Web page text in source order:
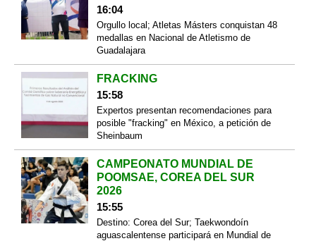
16:04
Orgullo local; Atletas Másters conquistan 48
medallas en Nacional de Atletismo de
Guadalajara
FRACKING
15:58
Expertos presentan recomendaciones para
posible "fracking" en México, a petición de
Sheinbaum
CAMPEONATO MUNDIAL DE
POOMSAE, COREA DEL SUR
2026
15:55
Destino: Corea del Sur; Taekwondoín
aguascalentense participará en Mundial de